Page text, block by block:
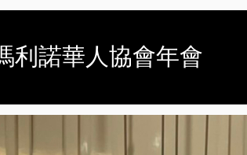
利諾華人協會年會